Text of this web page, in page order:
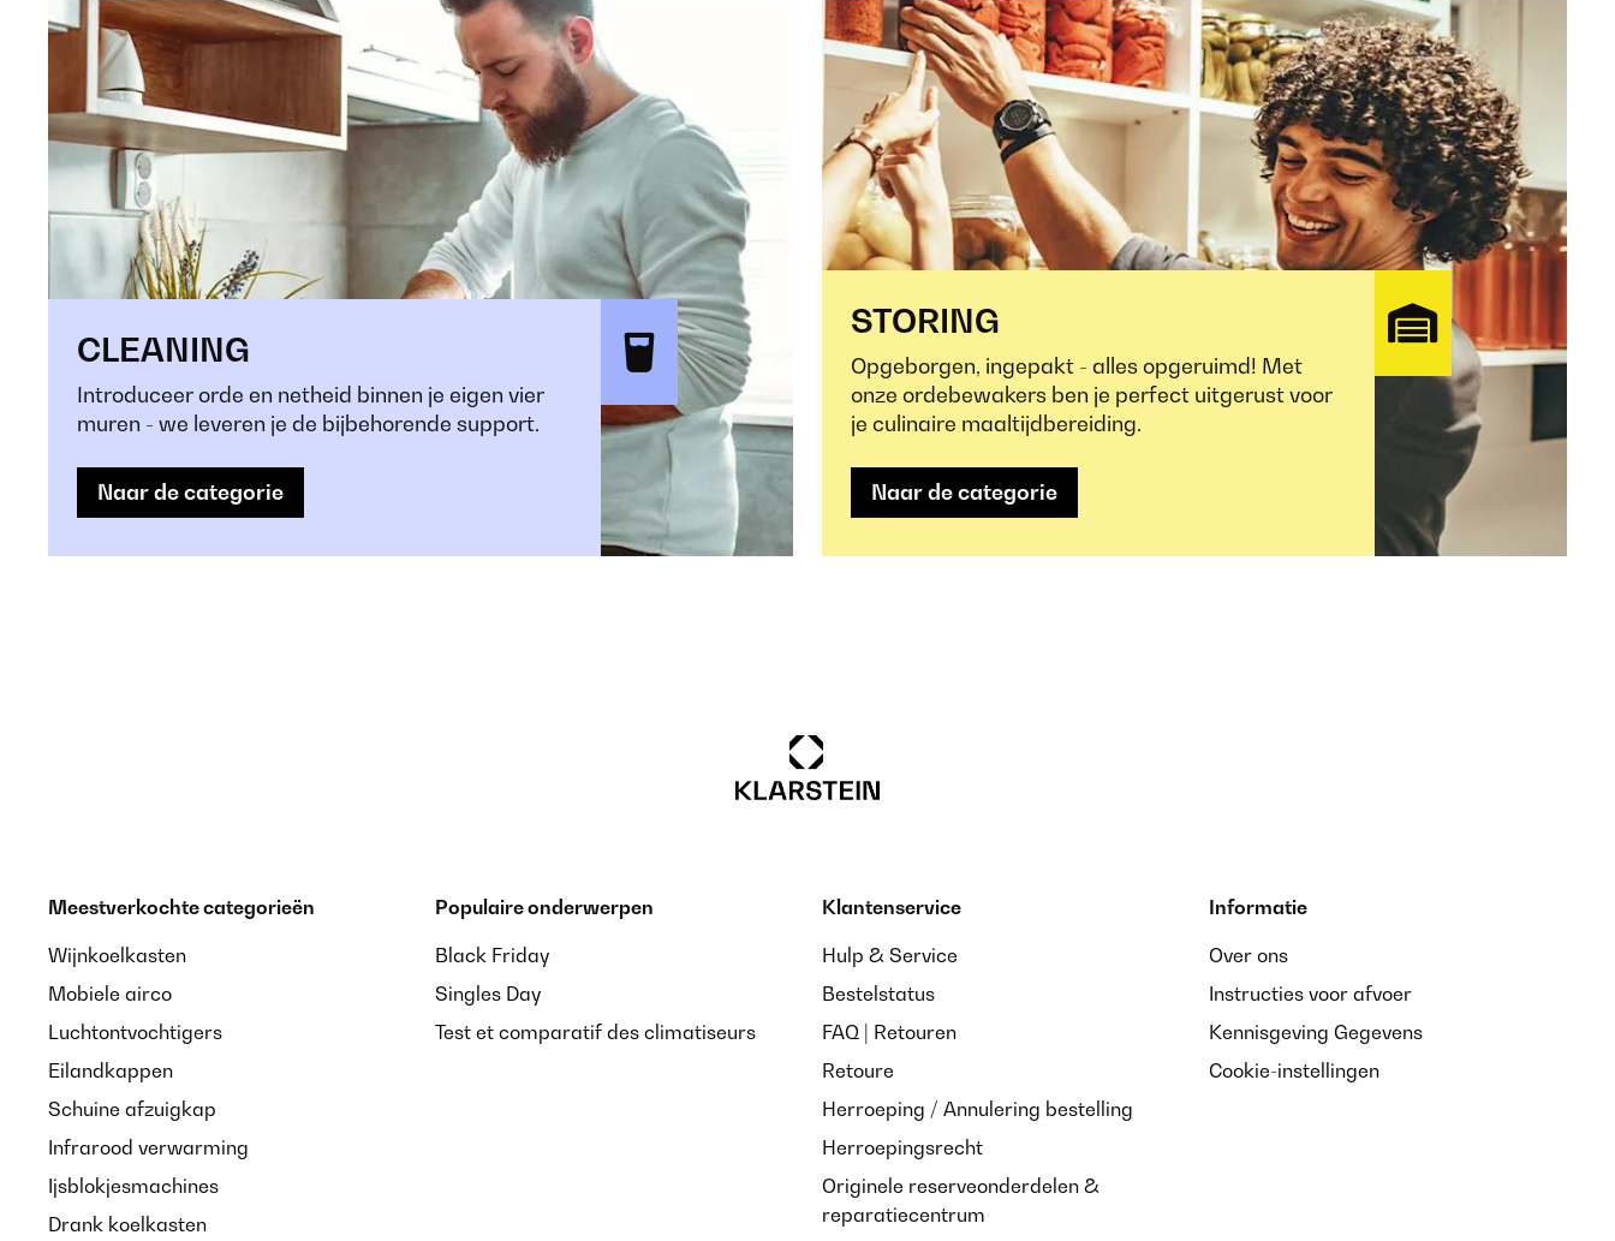
CLEANING
Introduceer orde en netheid binnen je eigen vier
muren - we leveren je de bijbehorende support.
Naar de categorie
STORING
Opgeborgen, ingepakt - alles opgeruimd! Met
onze ordebewakers ben je perfect uitgerust voor
je culinaire maaltijdbereiding.
Naar de categorie
Meestverkochte categorieën
Wijnkoelkasten
Mobiele airco
Luchtontvochtigers
Eilandkappen
Schuine afzuigkap
Infrarood verwarming
Ijsblokjesmachines
Drank koelkasten
Populaire onderwerpen
Black Friday
Singles Day
Test et comparatif des climatiseurs
Klantenservice
Hulp & Service
Bestelstatus
FAQ | Retouren
Retoure
Herroeping / Annulering bestelling
Herroepingsrecht
Originele reserveonderdelen &
reparatiecentrum
Informatie
Over ons
Instructies voor afvoer
Kennisgeving Gegevens
Cookie-instellingen